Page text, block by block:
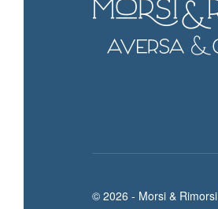
© 2026 - Morsi &